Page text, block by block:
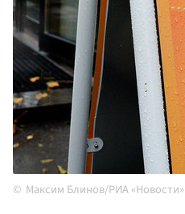
Максим Блинов/РИА «Новости»